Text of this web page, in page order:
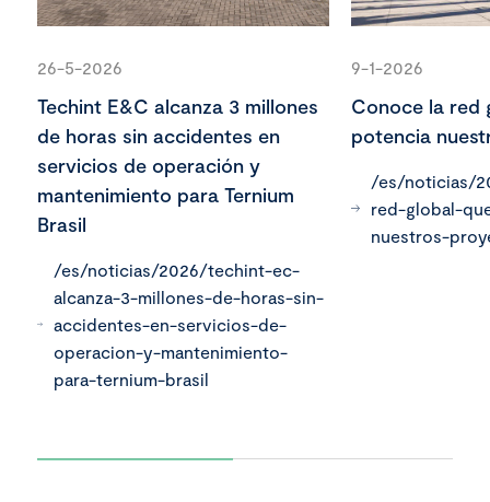
26-5-2026
Techint E&C alcanza 3 millones
de horas sin accidentes en
servicios de operación y
mantenimiento para Ternium
Brasil
/es/noticias/2026/techint-ec-
alcanza-3-millones-de-horas-sin-
accidentes-en-servicios-de-
operacion-y-mantenimiento-
para-ternium-brasil
9-1-2026
Conoce la red
potencia
/es/noticias/
red-global-
nuestros-